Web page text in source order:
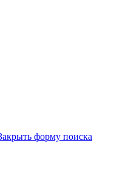
форму поиска